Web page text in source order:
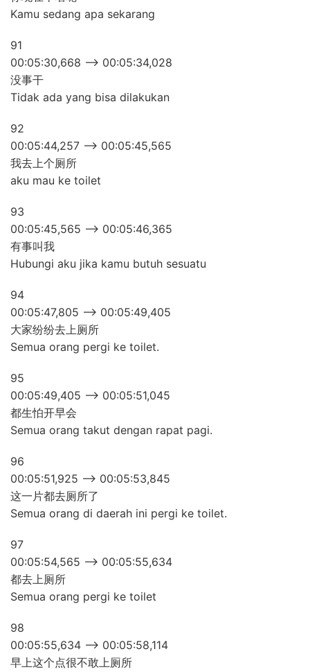
Kamu sedang apa sekarang
91
00:05:30,668 –> 00:05:34,028
没事干
Tidak ada yang bisa dilakukan
92
00:05:44,257 –> 00:05:45,565
我去上个厕所
aku mau ke toilet
93
00:05:45,565 –> 00:05:46,365
有事叫我
Hubungi aku jika kamu butuh sesuatu
94
00:05:47,805 –> 00:05:49,405
大家纷纷去上厕所
Semua orang pergi ke toilet.
95
00:05:49,405 –> 00:05:51,045
都生怕开早会
Semua orang takut dengan rapat pagi.
96
00:05:51,925 –> 00:05:53,845
这一片都去厕所了
Semua orang di daerah ini pergi ke toilet.
97
00:05:54,565 –> 00:05:55,634
都去上厕所
Semua orang pergi ke toilet
98
00:05:55,634 –> 00:05:58,114
早上这个点很不敢上厕所